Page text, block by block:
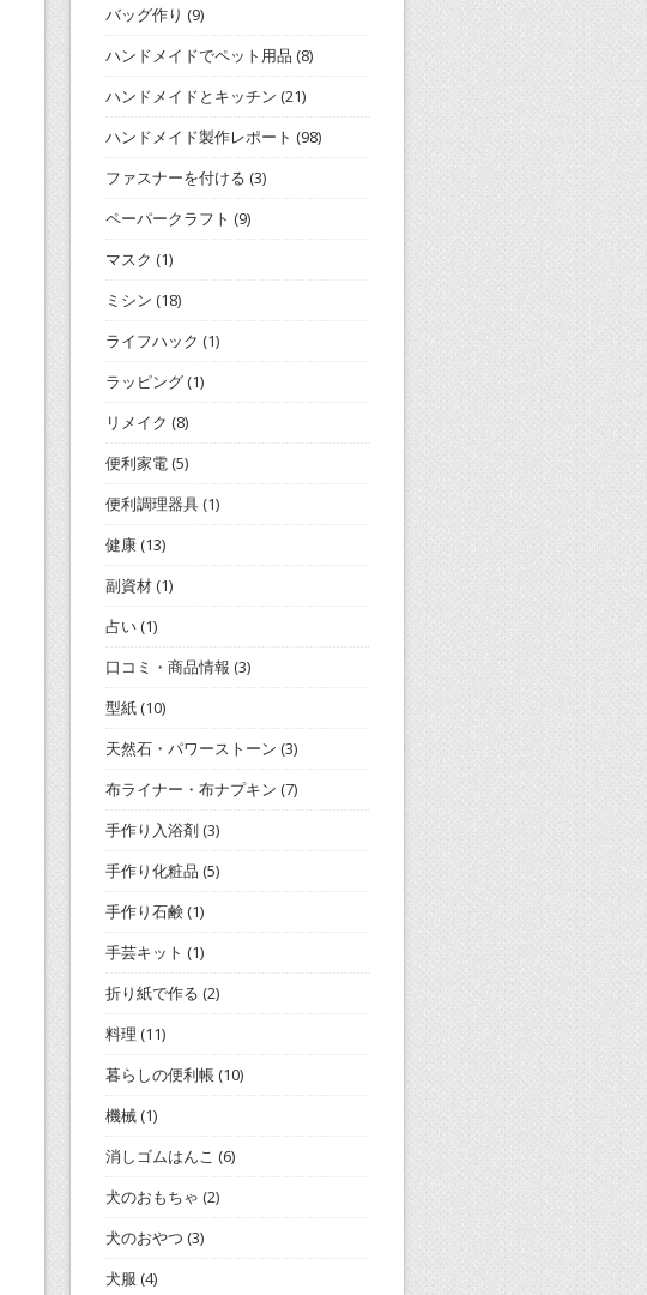
バッグ作り (9)
ハンドメイドでペット用品 (8)
ハンドメイドとキッチン (21)
ハンドメイド製作レポート (98)
ファスナーを付ける (3)
ペーパークラフト (9)
マスク (1)
ミシン (18)
ライフハック (1)
ラッピング(1)
リメイク (8)
便利家電(5)
便利調理器具(1)
健康(13)
副資材(1)
占い(1)
口コミ・商品情報 (3)
型紙(10)
天然石・パワーストーン (3)
布ライナー・布ナプキン (7)
手作り入浴剤(3)
手作り化粧品 (5)
手作り石鹸(1)
手芸キット (1)
折り紙で作る (2)
料理 (11)
暮らしの便利帳(10)
機械(1)
消しゴムはんこ (6)
犬のおもちゃ (2)
犬のおやつ (3)
犬服 (4)